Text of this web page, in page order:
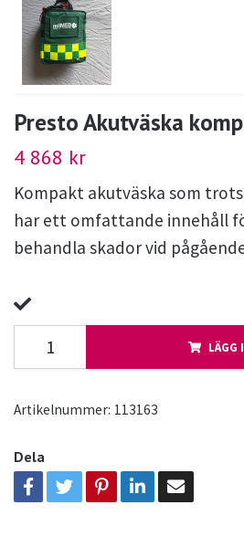
Presto Akutväska
4 868 kr
Kompakt akutväska som
har ett omfattande innehåll
behandla skador vid
LÄGG
Artikelnummer: 113163
Dela